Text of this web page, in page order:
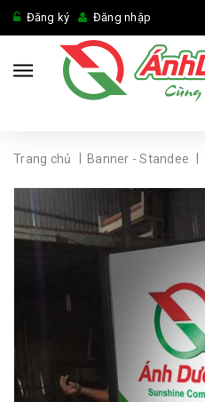
Đăng ký Đăng nhập
Trang chủ Banner - Standee